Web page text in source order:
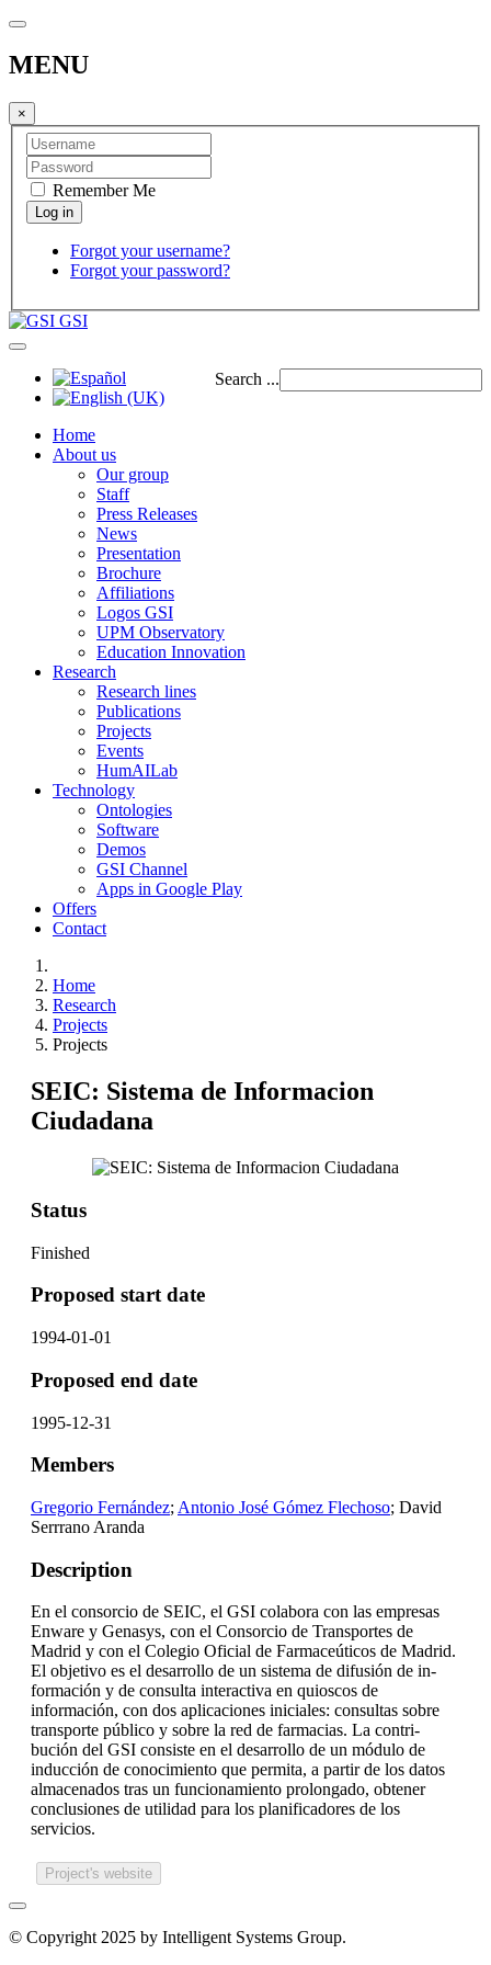
MENU
×
Remember Me
Forgot your username?
Forgot your password?
GSI
Search ...
Home
About us
Our group
Staff
Press Releases
News
Presentation
Brochure
Affiliations
Logos GSI
UPM Observatory
Education Innovation
Research
Research lines
Publications
Projects
Events
HumAILab
Technology
Ontologies
Software
Demos
GSI Channel
Apps in Google Play
Offers
Contact
Home
Research
Projects
Projects
SEIC: Sistema de Informacion
Ciudadana
Status
Finished
Proposed start date
1994-01-01
Proposed end date
1995-12-31
Members
Gregorio Fernández; Antonio José Gómez Flechoso; David
Serrrano Aranda
Description
En el consorcio de SEIC, el GSI colabora con las empresas
Enware y Genasys, con el Consorcio de Transportes de
Madrid y con el Colegio Oficial de Farmaceúticos de Madrid.
El objetivo es el desarrollo de un sistema de difusión de in-
formación y de consulta interactiva en quioscos de
información, con dos aplicaciones iniciales: consultas sobre
transporte público y sobre la red de farmacias. La contri-
bución del GSI consiste en el desarrollo de un módulo de
inducción de conocimiento que permita, a partir de los datos
almacenados tras un funcionamiento prolongado, obtener
conclusiones de utilidad para los planificadores de los
servicios.
Project's website
© Copyright 2025 by Intelligent Systems Group.